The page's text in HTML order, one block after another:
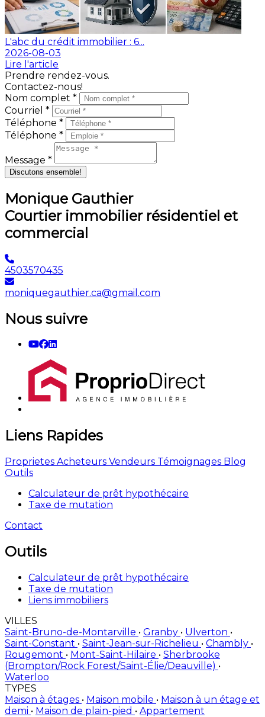
L'abc du crédit immobilier : 6...
2026-08-03
Lire l'article
Prendre rendez-vous.
Contactez-nous!
Nom complet *
Courriel *
Téléphone *
Téléphone *
Message *
Discutons ensemble!
Monique Gauthier
Courtier immobilier résidentiel et
commercial
4503570435
moniquegauthier.ca@gmail.com
Nous suivre
Liens Rapides
Proprietes Acheteurs Vendeurs Témoignages Blog
Outils
Calculateur de prêt hypothécaire
Taxe de mutation
Contact
Outils
Calculateur de prêt hypothécaire
Taxe de mutation
Liens immobiliers
VILLES
Saint-Bruno-de-Montarville • Granby • Ulverton •
Saint-Constant • Saint-Jean-sur-Richelieu • Chambly •
Rougemont • Mont-Saint-Hilaire • Sherbrooke
(Brompton/Rock Forest/Saint-Élie/Deauville) •
Waterloo
TYPES
Maison à étages • Maison mobile • Maison à un étage et
demi • Maison de plain-pied • Appartement